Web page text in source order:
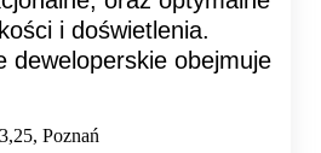
i doświetlenia.
deweloperskie obejmuje
Poznań